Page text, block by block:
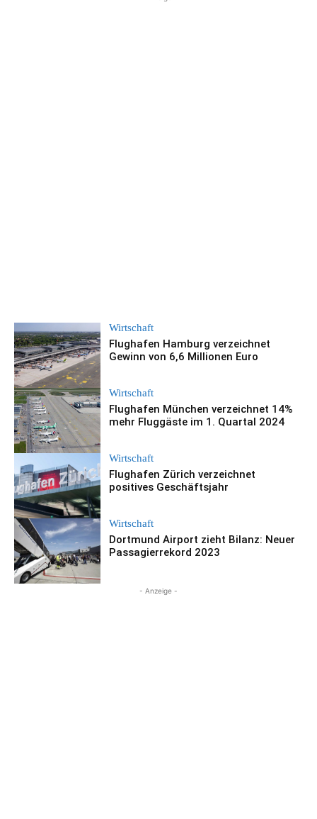
Wirtschaft
Flughafen Hamburg verzeichnet
Gewinn von 6,6 Millionen Euro
Wirtschaft
Flughafen München verzeichnet 14%
mehr Fluggäste im 1. Quartal 2024
Wirtschaft
Flughafen Zürich verzeichnet
positives Geschäftsjahr
Wirtschaft
Dortmund Airport zieht Bilanz: Neuer
Passagierrekord 2023
- Anzeige -